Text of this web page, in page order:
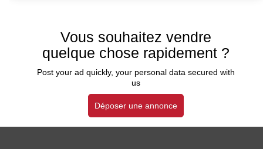
Vous souhaitez vendre
quelque chose rapidement ?
Post your ad quickly, your personal data secured with
us
Déposer une annonce